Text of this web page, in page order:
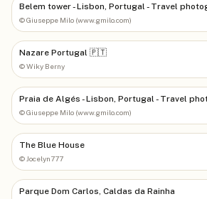
Belem tower - Lisbon, Portugal - Travel
©Giuseppe Milo (www.gmilo.com)
Nazare Portugal 🇵🇹
©Wiky Berny
Praia de Algés - Lisbon, Portugal - Travel
©Giuseppe Milo (www.gmilo.com)
The Blue House
© Jocelyn777
Parque Dom Carlos, Caldas da Rainha